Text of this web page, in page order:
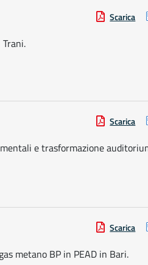
Scarica
Scarica
e trasformazione
Scarica
metano BP in PEAD in Bari.